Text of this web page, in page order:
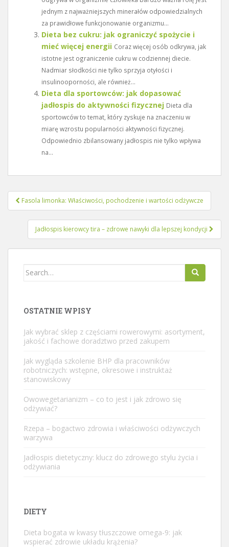
jednym z najważniejszych minerałów odpowiedzialnych
za prawidłowe funkcjonowanie organizmu...
Dieta bez cukru: jak ograniczyć spożycie i
mieć więcej energii Coraz więcej osób odkrywa, jak
istotne jest ograniczenie cukru w codziennej diecie.
Nadmiar słodkości nie tylko sprzyja otyłości i
insulinooporności, ale również...
Dieta dla sportowców: jak dopasować
jadłospis do aktywności fizycznej Dieta dla
sportowców to temat, który zyskuje na znaczeniu w
miarę wzrostu popularności aktywności fizycznej.
Odpowiednio zbilansowany jadłospis nie tylko wpływa
na...
Nawigacja
wpisu
Fasola limonka: Właściwości, pochodzenie i wartości odżywcze
Jadłospis kierowcy tira – zdrowe nawyki dla lepszej kondycji
Search
OSTATNIE WPISY
Jak wybrać sklep z częściami rowerowymi: asortyment,
jakość i fachowe doradztwo przed zakupem
Jak wygląda szkolenie BHP dla pracowników
robotniczych: wstępne, okresowe i instruktaż
stanowiskowy
Owowegetarianizm – co to jest i jak zdrowo się
odżywiać?
Rzepa – bogactwo zdrowia i właściwości odżywczych
warzywa
Jadłospis dietetyczny: klucz do zdrowego stylu życia i
odżywiania
DIETY
Dieta bogata w kwasy tłuszczowe omega-9: jak
wspierać zdrowie układu krążenia?